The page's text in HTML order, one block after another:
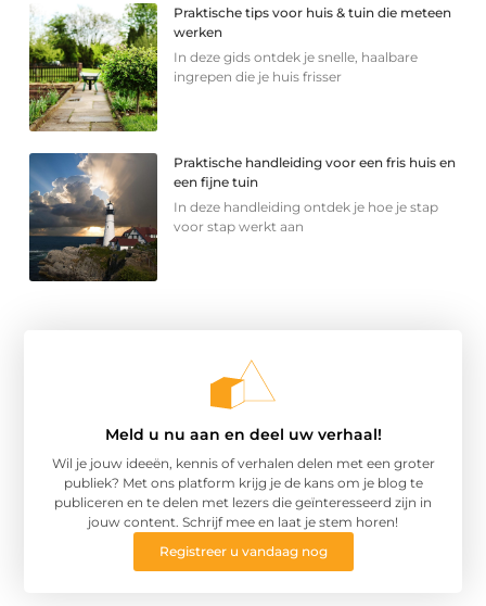
Praktische tips voor huis & tuin die meteen
werken
In deze gids ontdek je snelle, haalbare
ingrepen die je huis frisser
Praktische handleiding voor een fris huis en
een fijne tuin
In deze handleiding ontdek je hoe je stap
voor stap werkt aan
Meld u nu aan en deel uw verhaal!
Wil je jouw ideeën, kennis of verhalen delen met een groter
publiek? Met ons platform krijg je de kans om je blog te
publiceren en te delen met lezers die geïnteresseerd zijn in
jouw content. Schrijf mee en laat je stem horen!
Registreer u vandaag nog